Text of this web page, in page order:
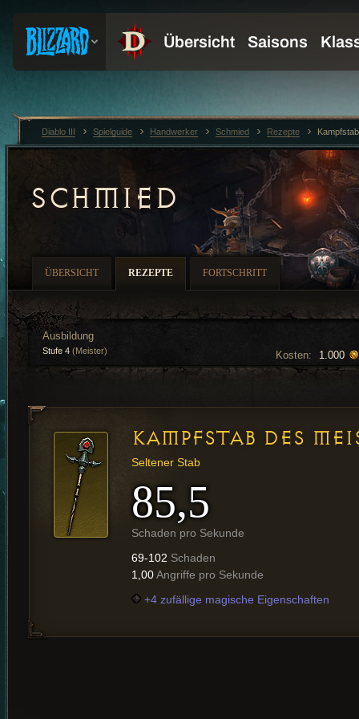
SCHMIED
ÜBERSICHT REZEPTE FORTSCHRITT
Kosten: 1.000
Ausbildung
Stufe 4 (Meister)
KAMPFSTAB DES
Seltener Stab
85,5
Schaden pro Sekunde
69-102 Schaden
1,00Angriffe pro Sekunde
+4 zufällige magische Eigenschaften
Diablo III Spielguide Handwerker Schmied Rezepte